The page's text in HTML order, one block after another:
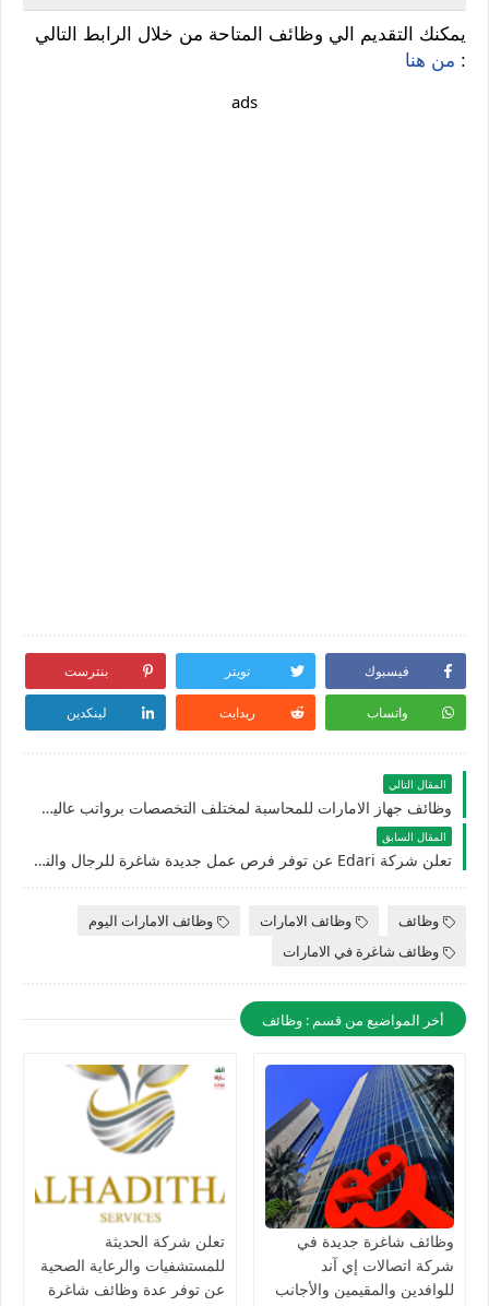
يمكنك التقديم الي وظائف المتاحة من خلال الرابط التالي
: من هنا
ads
فيسبوك تويتر بنترست
واتساب ريدايت لينكدين
المقال التالي
وظائف جهاز الامارات للمحاسبة لمختلف التخصصات برواتب عالية للرجال والنساء في الامارات
المقال السابق
تعلن شركة Edari عن توفر فرص عمل جديدة شاغرة للرجال والنساء في الامارات
وظائف وظائف الامارات
وظائف الامارات اليوم
وظائف شاغرة في الامارات
أخر المواضيع من قسم : وظائف
وظائف شاغرة جديدة في
شركة اتصالات إي آند
للوافدين والمقيمين والأجانب
تعلن شركة الحديثة
للمستشفيات والرعاية الصحية
عن توفر عدة وظائف شاغرة